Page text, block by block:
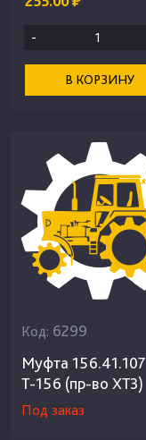
-
В КОРЗИНУ
Код: 6299
Муфта 156.41.107
Т-156 (пр-во ХТЗ)
Под заказ